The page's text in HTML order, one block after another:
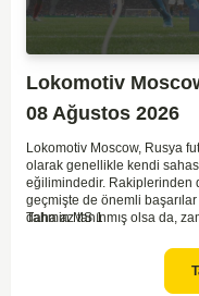
Lokomotiv
08 Ağustos 2026
Lokomotiv Moscow, Rusya
olarak genellikle kendi
eğilimindedir. Rakiplerinden
geçmişte de önemli
daha az tanınmış olsa da,
ve güçlü ekipler karşısında
zorlanabilirler. Lokomotiv
oynama avantajının, bu
Tahmin MS 1